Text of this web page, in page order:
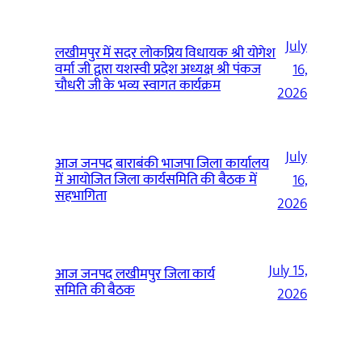
लखीमपुर में सदर लोकप्रिय विधायक श्री योगेश
वर्मा जी द्वारा यशस्वी प्रदेश अध्यक्ष श्री पंकज
चौधरी जी के भव्य स्वागत कार्यक्रम
July
16,
2026
आज जनपद बाराबंकी भाजपा जिला कार्यालय
में आयोजित जिला कार्यसमिति की बैठक में
सहभागिता
July
16,
2026
आज जनपद लखीमपुर जिला कार्य
समिति की बैठक
July 15,
2026